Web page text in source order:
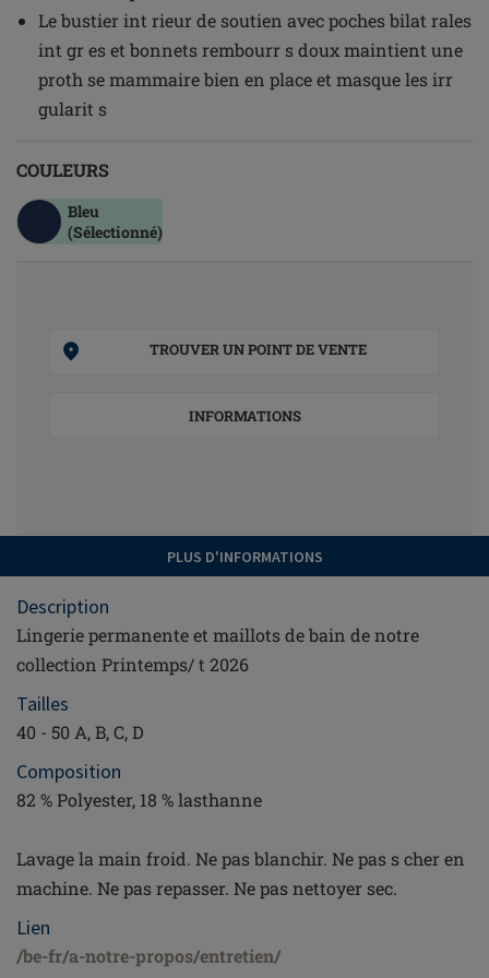
Recevez les dernières
Le bustier int rieur de soutien avec poches bilat rales
int gr es et bonnets rembourr s doux maintient une
proth se mammaire bien en place et masque les irr
gularit s
COULEURS
Bleu
(Sélectionné)
TROUVER UN POINT DE VENTE
INFORMATIONS
PLUS D'INFORMATIONS
Description
Lingerie permanente et maillots de bain de notre
collection Printemps/ t 2026
Tailles
40 - 50 A, B, C, D
Composition
82 % Polyester, 18 % lasthanne
Lavage la main froid. Ne pas blanchir. Ne pas s cher en
machine. Ne pas repasser. Ne pas nettoyer sec.
Lien
/be-fr/a-notre-propos/entretien/